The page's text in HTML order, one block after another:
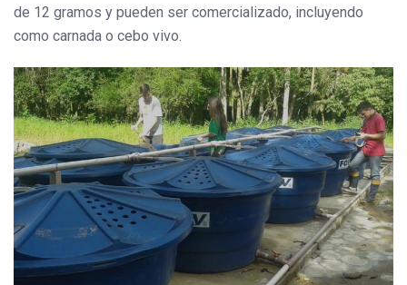
de 12 gramos y pueden ser comercializado, incluyendo
como carnada o cebo vivo.